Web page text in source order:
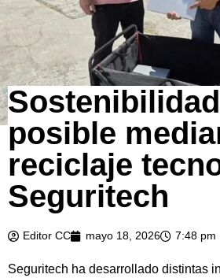
posible
reciclaje
Seguritech
Editor CC mayo 18, 2026 7:48 pm
Seguritech ha desarrollado distintas